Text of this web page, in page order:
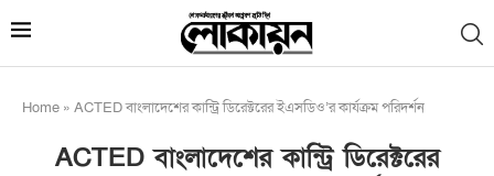
Home » ACTED বাংলাদেশের কান্ট্রি ডিরেক্টরের ইএসডিও’র কার্যক্রম পরিদর্শন
ACTED বাংলাদেশের কান্ট্রি ডিরেক্টরের